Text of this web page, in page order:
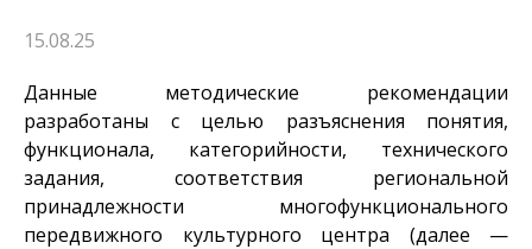
15.08.25
Данные методические рекомендации
разработаны с целью разъяснения понятия,
функционала, категорийности, технического
задания, соответствия региональной
принадлежности многофункционального
передвижного культурного центра (далее —